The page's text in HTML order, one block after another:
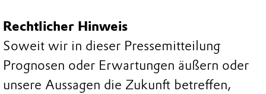
Rechtlicher Hinweis
Soweit wir in dieser Pressemitteilung
Prognosen oder Erwartungen äußern oder
unsere Aussagen die Zukunft betreffen,